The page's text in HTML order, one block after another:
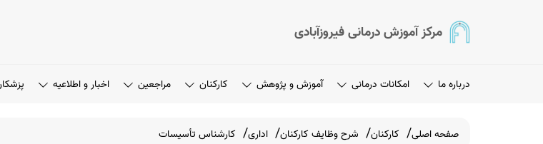
مرکز آموزش درمانی فیروزآبادی
درباره ما امکانات درمانی آموزش و پژوهش کارکنان مراجعین اخبار و اطلاعیه
صفحه اصلی کارکنان شرح وظایف کارکنان اداری کارشناس تأسیسات